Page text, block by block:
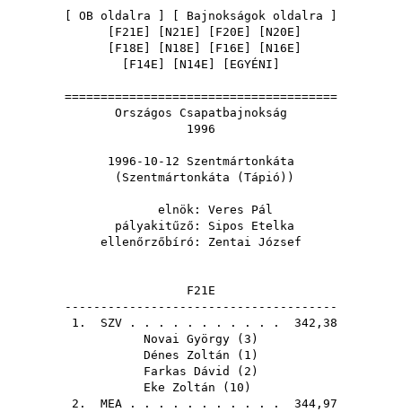
OB oldalra Bajnokságok oldalra
F21E N21E F20E N20E
F18E N18E F16E N16E
F14E N14E EGYÉNI
======================================
Országos Csapatbajnokság
1996
1996-10-12 Szentmártonkáta
(Szentmártonkáta (Tápió))
elnök: Veres Pál
pályakitűző: Sipos Etelka
ellenőrzőbíró: Zentai József
F21E
--------------------------------------
1. SZV . . . . . . . . . . . 342,38
Novai György ( 3 )
Dénes Zoltán ( 1 )
Farkas Dávid
( 2 )
Eke Zoltán ( 10 )
2. MEA . . . . . . . . . . . 344,97